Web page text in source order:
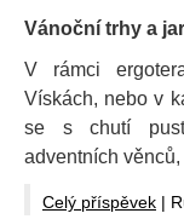
Vánoční trhy a
V rámci
Vískách, nebo v
se s chutí
adventních
Celý příspěvek |